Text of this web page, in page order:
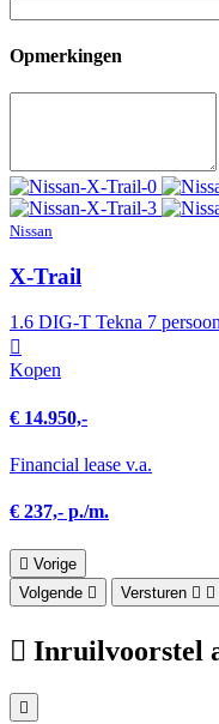
Opmerkingen
Nissan
X-Trail
1.6 DIG-T Tekna 7
Kopen
€ 14.950,-
Financial lease v.a.
€ 237,- p./m.
Vorige
Volgende
Versturen
Inruilvoorstel